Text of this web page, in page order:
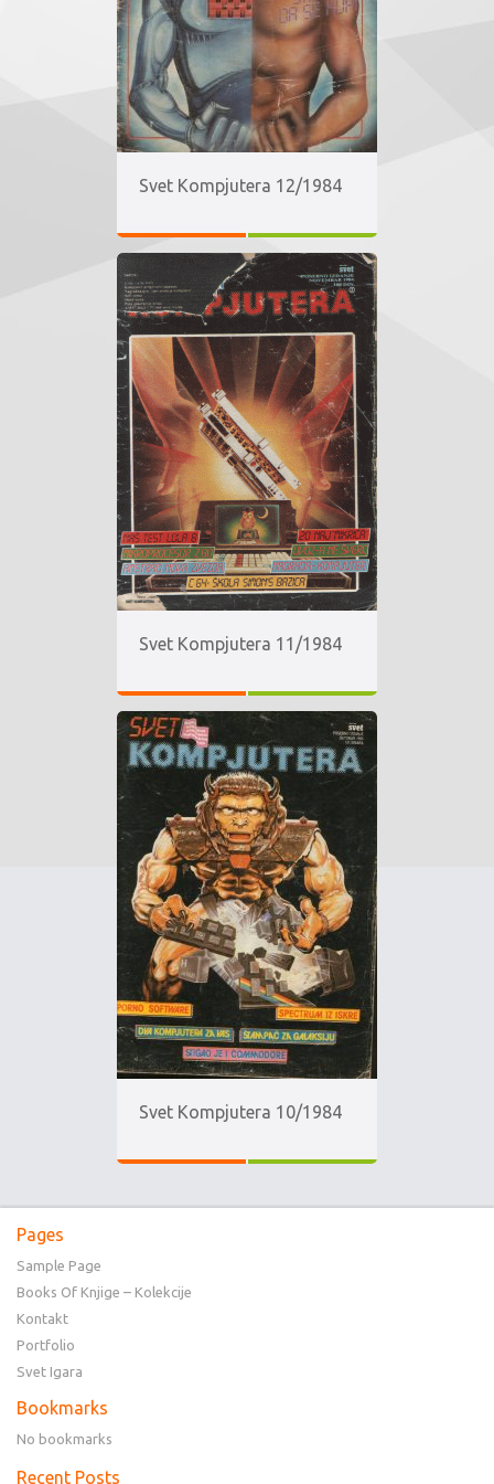
Svet Kompjutera 12/1984
Svet Kompjutera 11/1984
Svet Kompjutera 10/1984
Pages
Sample Page
Books Of Knjige – Kolekcije
Kontakt
Portfolio
Svet Igara
Bookmarks
No bookmarks
Recent Posts